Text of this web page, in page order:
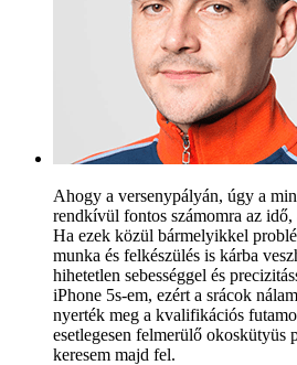
Ahogy a versenypályán, úgy a
rendkívül fontos számomra az idő,
Ha ezek közül bármelyikkel
munka és felkészülés is kárba
hihetetlen sebességgel és
iPhone 5s-em, ezért a srácok
nyerték meg a kvalifikációs
esetlegesen felmerülő okoskütyüs
keresem majd fel.